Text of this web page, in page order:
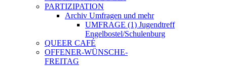
PARTIZIPATION
Archiv Umfragen und mehr
UMFRAGE (1) Jugendtreff
Engelbostel/Schulenburg
QUEER CAFÉ
OFFENER-WÜNSCHE-
FREITAG